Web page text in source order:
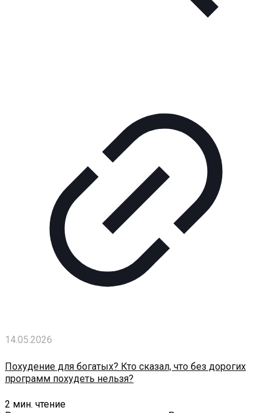
14.05.2026
Похудение для богатых? Кто сказал, что без дорогих
программ похудеть нельзя?
2 мин. чтение